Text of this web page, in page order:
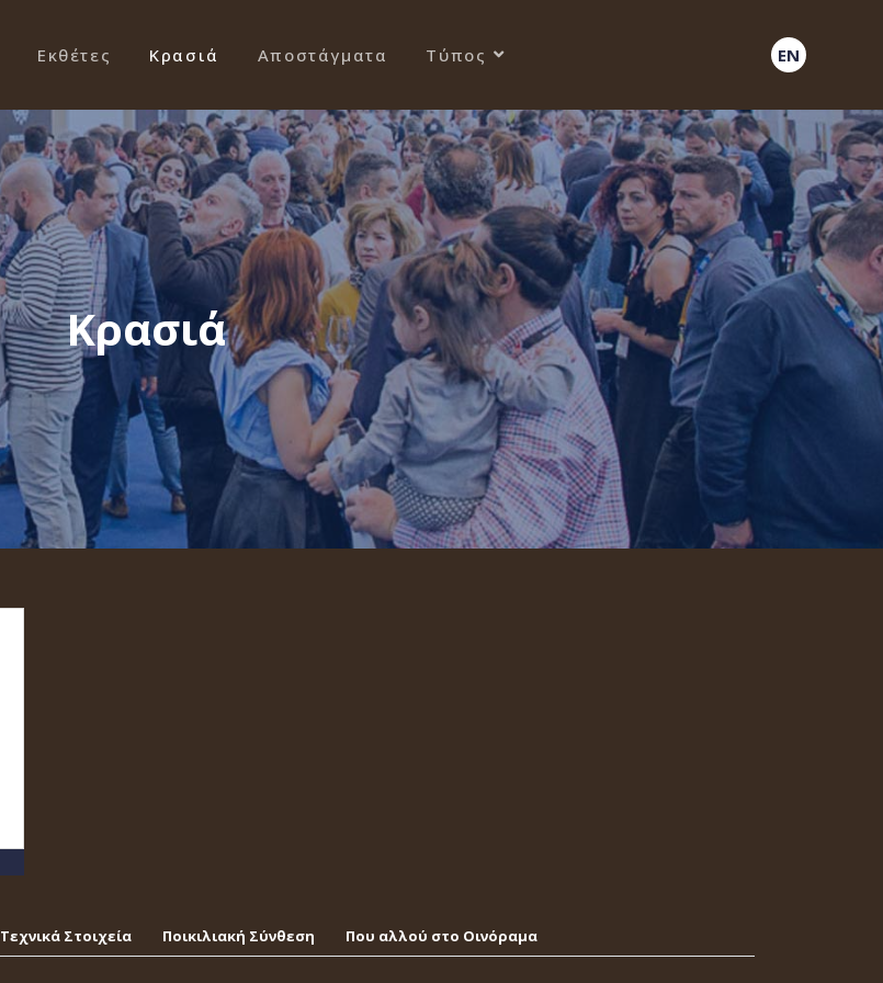
Εκθέτες Κρασιά Αποστάγματα Τύπος EN
Κρασιά
Τεχνικά Στοιχεία Ποικιλιακή Σύνθεση Που αλλού στο Οινόραμα